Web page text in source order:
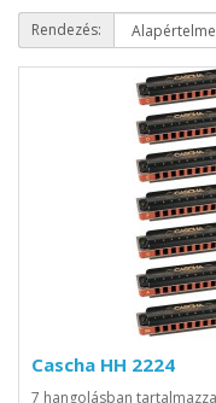
Rendezés:
Cascha HH 2224
7 hangolásban